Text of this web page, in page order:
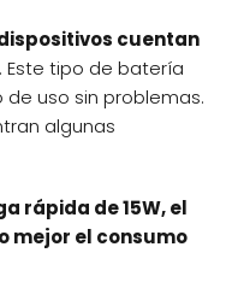
cuentan
. Este tipo de batería
uso sin problemas.
algunas
rápida de 15W, el
mejor el consumo